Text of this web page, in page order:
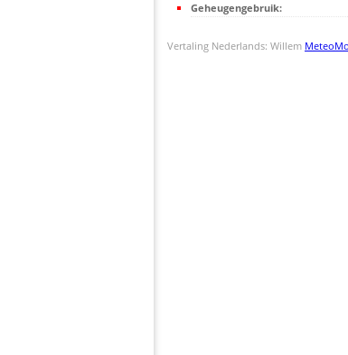
Geheugengebruik:
Vertaling Nederlands: Willem